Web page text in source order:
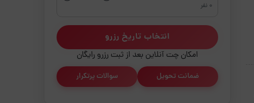
0 نفر
انتخاب تاریخ رزرو
امکان چت آنلاین بعد از ثبت رزرو رایگان
ضمانت تحویل سوالات پرتکرار